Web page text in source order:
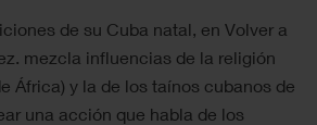
de su Cuba natal, en Volver a
mezcla influencias de la religión
África) y la de los taínos cubanos de
una acción que habla de los